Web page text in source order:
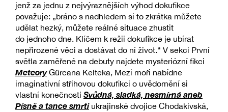
jenž za jednu z nejvýraznějších výhod dokufikce
považuje: „bráno s nadhledem si to zkrátka můžete
udělat hezký, můžete reálné situace zhustit
do jednoho dne. Klíčem k režii dokufikce je ubírat
nepřirozené věci a dostávat do ní život.“ V sekci První
světla zaměřené na debuty najdete mysteriózní fikci
MeteoryGürcana Kelteka, Mezi moři nabídne
imaginativní střihovou dokufikci o uvědomění si
vlastní konečnosti Svůdná, sladká, nesmírná aneb
Písně a tance smrtiukrajinské dvojice Chodakivská,